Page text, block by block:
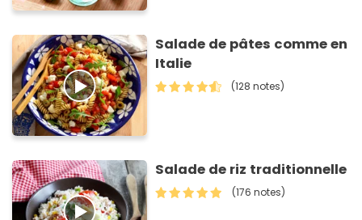
Salade de pâtes comme en
Italie
(128 notes)
Salade de riz traditionnelle
(176 notes)